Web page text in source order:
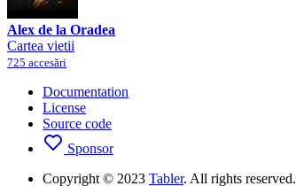
Alex de la Oradea
Cartea vietii
725 accesări
Documentation
License
Source code
Sponsor
Copyright © 2023 Tabler. All rights reserved.